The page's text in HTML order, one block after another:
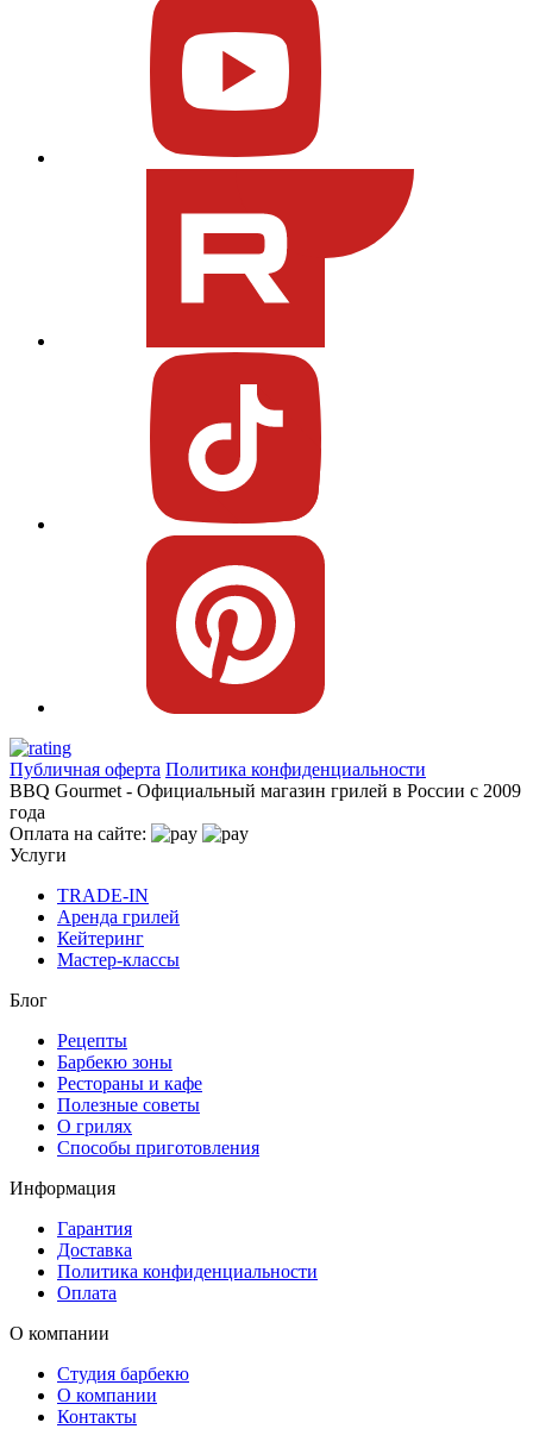
Публичная оферта Политика конфиденциальности
BBQ Gourmet - Официальный магазин грилей в России с 2009
года
Оплата на сайте:
Услуги
TRADE-IN
Аренда грилей
Кейтеринг
Мастер-классы
Блог
Рецепты
Барбекю зоны
Рестораны и кафе
Полезные советы
О грилях
Способы приготовления
Информация
Гарантия
Доставка
Политика конфиденциальности
Оплата
О компании
Студия барбекю
О компании
Контакты